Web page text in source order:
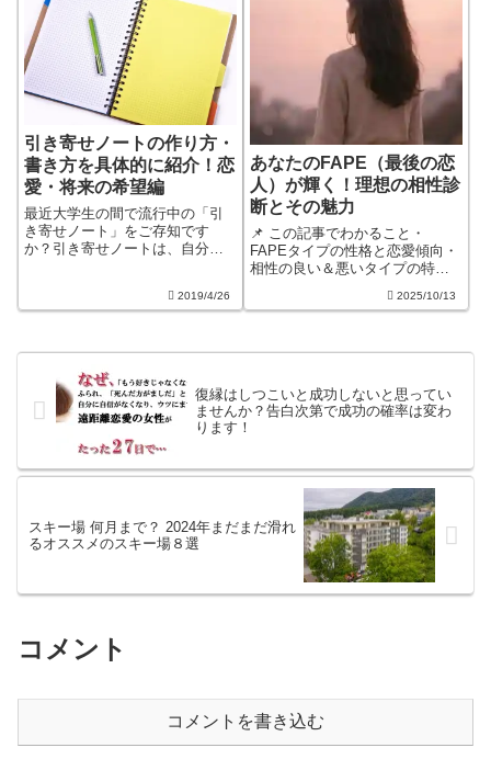
い男子のことを言います。 その
影響からでし...
引き寄せノートの作り方・
書き方を具体的に紹介！恋
愛・将来の希望編
最近大学生の間で流行中の「引
き寄せノート」をご存知です
か？引き寄せノートは、自分自
夢のようなノートです。もし、
ているのなら、彼とデ...
2019/4/26
あなたのFAPE（最後の恋
人）が輝く！理想の相性診
断とその魅力
📌 この記事でわかること・
FAPEタイプの性格と恋愛傾向・
相性の良い＆悪いタイプの特
向いている仕事や働き方・恋愛
するところから始めましょう✨💖
2025/10/13
復縁はしつこいと成功しないと思ってい
ませんか？告白次第で成功の確率は変わ
ります！
スキー場 何月まで？ 2024年まだまだ滑れ
るオススメのスキー場８選
コメント
コメントを書き込む